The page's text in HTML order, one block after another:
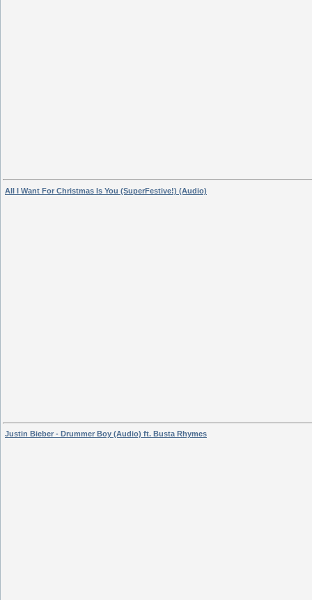
All I Want For Christmas Is You (SuperFestive!) (Audio)
Justin Bieber - Drummer Boy (Audio) ft. Busta Rhymes